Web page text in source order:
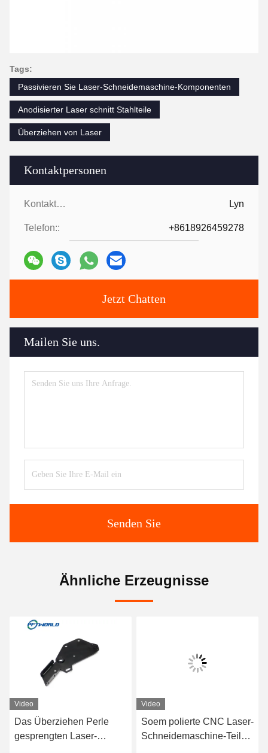
Kontaktpersonen
Kontaktpersonen: Lyn
Telefon:: +8618926459278
Jetzt Chatten
Mailen Sie uns.
Senden Sie
Tags:
Passivieren Sie Laser-Schneidemaschine-Komponenten
Anodisierter Laser schnitt Stahlteile
Überziehen von Laser
Ähnliche Erzeugnisse
Video
Das Überziehen Perle
gesprengten Laser-
Video
Soem polierte CNC Laser-
Schneidemaschine-Teile